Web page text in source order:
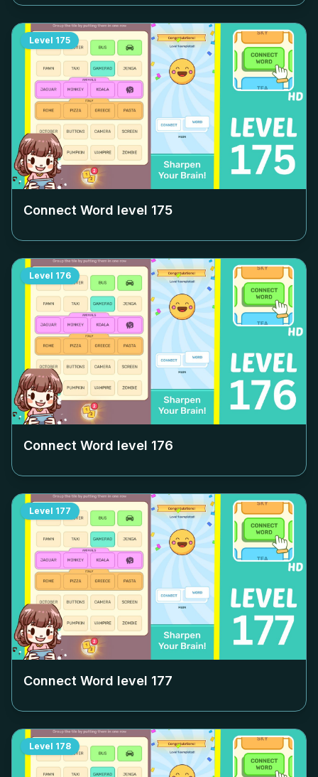
Level 175
Connect Word level 175
Level 176
Connect Word level 176
Level 177
Connect Word level 177
Level 178